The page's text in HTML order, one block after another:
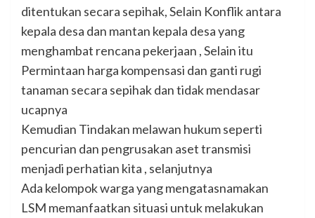
ditentukan secara sepihak, Selain Konflik antara
kepala desa dan mantan kepala desa yang
menghambat rencana pekerjaan , Selain itu
Permintaan harga kompensasi dan ganti rugi
tanaman secara sepihak dan tidak mendasar
ucapnya
Kemudian Tindakan melawan hukum seperti
pencurian dan pengrusakan aset transmisi
menjadi perhatian kita , selanjutnya
Ada kelompok warga yang mengatasnamakan
LSM memanfaatkan situasi untuk melakukan